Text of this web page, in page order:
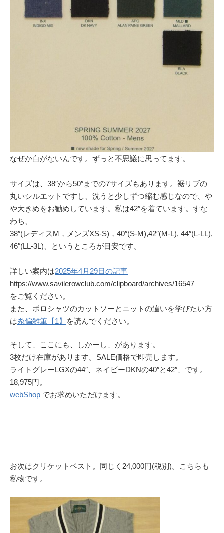
なぜか白がないんです。ずっと不思議に思ってます。
サイズは、38″から50″までの7サイズもあります。裾リブの
丸いシルエットですし、洗うと少しずつ縮む感じなので、や
や大きめをお勧めしています。私は42″を着ています。すな
わち、
38″(レディスM，メンズXS-S)，40″(S-M),42″(M-L), 44″(L-LL),
46″(LL-3L)、というところが目安です。
詳しい案内は2025年4月29日の記事
https://www.savilerowclub.com/clipboard/archives/16547
をご覧ください。
また、ポロシャツのカットソーとニットの違いを学びたい方
は糸偏雑筆【1】 を読んでください。
そして、ここにも、しかーし、があります。
3枚だけ在庫があります。SALE価格で即売します。
ライトグレーLGXの44″、ネイビーDKNの40″と42″、です。
18,975円。
webShop でお求めいただけます。
お次はクリケットベスト。同じく24,000円(税別)。こちらも
私物です。